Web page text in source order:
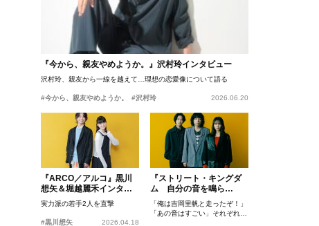
『今から、親友やめようか。』沢村玲インタビュー
沢村玲、親友から一線を越えて…理想の恋愛像について語る
#今から、親友やめようか。 #沢村玲 2026.06.20
『ARCO／アルコ』黒川
想矢＆堀越麗禾インタビ
ュー
実力派の若手2人を直撃
#黒川想矢 2026.04.18
『ストリート・キングダ
ム 自分の音を鳴ら
せ。』峯田和伸、若葉竜
也、吉岡里帆インタビュ
ー
「俺は吉岡里帆と走ったぞ！」
「あの音はすごい」それぞれの